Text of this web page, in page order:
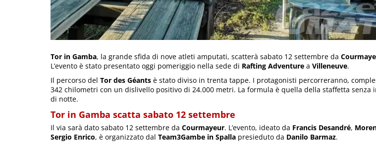
Tor in Gamba, la grande sfida di nove atleti amputati, scatterà sabato 12 settembre da
L’evento è stato presentato oggi pomeriggio nella sede di Rafting Adventure a Villeneuve.
Il percorso del Tor des Géants è stato diviso in trenta tappe. I protagonisti percorreranno,
342 chilometri con un dislivello positivo di 24.000 metri. La formula è quella della staffetta senza
di notte.
Tor in Gamba scatta sabato 12 settembre
Il via sarà dato sabato 12 settembre da Courmayeur. L’evento, ideato da Francis Desandré,
Sergio Enrico, è organizzato dal Team3Gambe in Spalla presieduto da Danilo Barmaz.